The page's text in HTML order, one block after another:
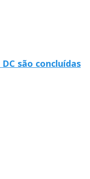
são concluídas